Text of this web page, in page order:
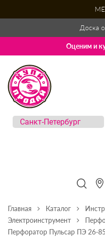
Доска
Оценим и
Главная Каталог
Электроинструмент
Перфоратор Пульсар ПЭ 26-